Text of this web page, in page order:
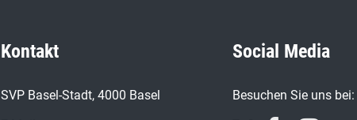
Kontakt
SVP Basel-Stadt, 4000 Basel
Social Media
Besuchen Sie uns bei: